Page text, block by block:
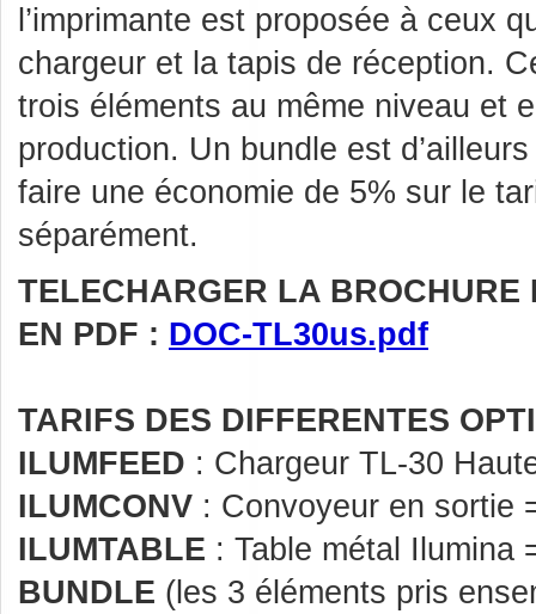
l’imprimante est proposée à ceux
chargeur et la tapis de réception.
trois éléments au même niveau et
production. Un bundle est
faire une économie de 5% sur le
séparément.
TELECHARGER LA BROCHURE
EN PDF : DOC-TL30us.pdf
TARIFS DES DIFFERENTES
ILUMFEED : Chargeur TL-30
ILUMCONV : Convoyeur en sortie
ILUMTABLE : Table métal Ilumina
BUNDLE (les 3 éléments pris